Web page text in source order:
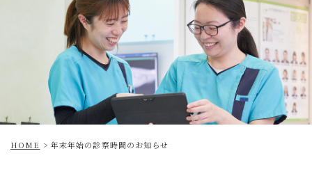
HOME > 年末年始の診察時間のお知らせ